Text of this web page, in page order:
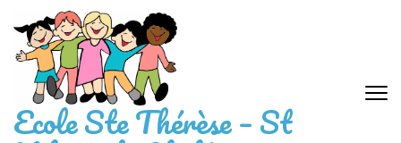
au
contenu
(Pressez
Entrée)
Ecole Ste Thérèse – St